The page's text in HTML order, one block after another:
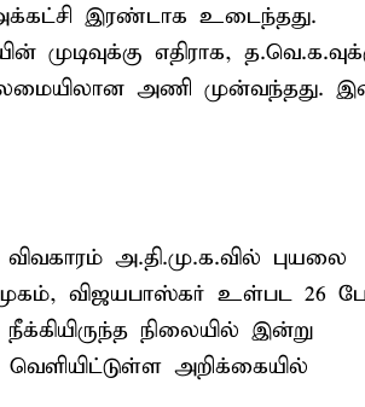
இரண்டாக உடைந்தது.
முடிவுக்கு எதிராக,
அணி முன்வந்தது.
அ.தி.மு.க.வில் புயலை
விஜயபாஸ்கர் உள்பட 26
நிலையில் இன்று
அறிக்கையில்